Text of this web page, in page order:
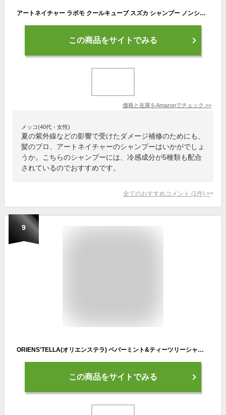
アートネイチャー ラボモ クールキューブ スズカ シャンプー ノンシリコンシャンプー レディース 爽快感 スカルプケア
この商品をサイトでみる
価格と在庫をAmazonでチェック >>
メッコ(40代・女性)
夏の紫外線などの影響で受けたダメージ補修のためにも、
髪のプロ、アートネイチャーのシャンプーはいかがでしょ
うか。こちらのシャンプーには、冷感成分が5種類も配合
されているのでおすすめです。
全てのおすすめコメント (1 件) >
9
ORIENS'TELLA(オリエンステラ) ペパーミント&ティーツリーシャンプー 00 300ml ふんわりハリコシのある髪へ ボリュームUP メントールの心地よい爽快感 日本製
この商品をサイトでみる